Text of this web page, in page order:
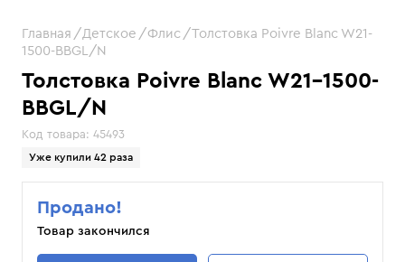
Толстовка Poivre Blanc W21-1500-
BBGL/N
Код товара: 45493
Уже купили 42 раза
Главная Детское Флис
Толстовка Poivre Blanc W21-
1500-BBGL/N
Продано!
Товар закончился